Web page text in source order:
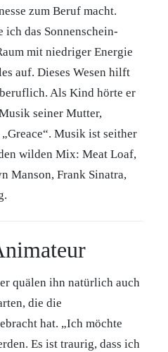
zum Beruf macht.
ich das Sonnenschein-
mit niedriger Energie
auf. Dieses Wesen hilft
Als Kind hörte er
seiner Mutter,
Musik ist seither
wilden Mix: Meat Loaf,
Manson, Frank Sinatra,
quälen ihn natürlich auch
die die
hat. „Ich möchte
Es ist traurig, dass ich